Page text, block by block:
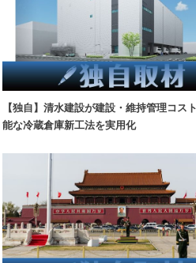
【独自】清水建設が建設・維持管理コス
能な冷蔵倉庫新工法を実用化